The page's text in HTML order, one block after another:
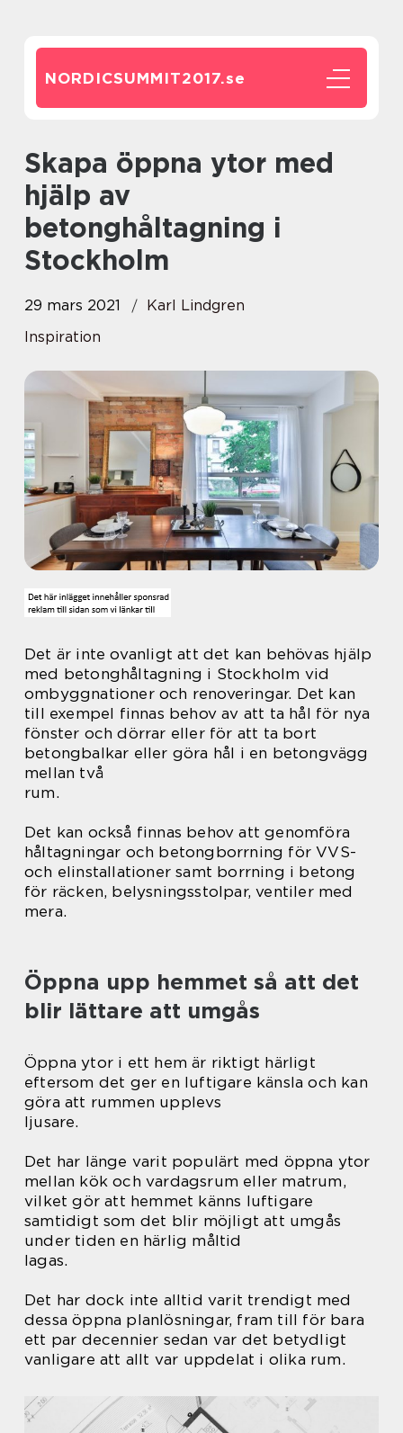
NORDICSUMMIT2017.se
Skapa öppna ytor med
hjälp av
betonghåltagning i
Stockholm
29 mars 2021
Karl Lindgren
Inspiration
Det är inte ovanligt att det kan behövas hjälp
med betonghåltagning i Stockholm vid
ombyggnationer och renoveringar. Det kan
till exempel finnas behov av att ta hål för nya
fönster och dörrar eller för att ta bort
betongbalkar eller göra hål i en betongvägg
mellan två
rum.
Det kan också finnas behov att genomföra
håltagningar och betongborrning för VVS-
och elinstallationer samt borrning i betong
för räcken, belysningsstolpar, ventiler med
mera.
Öppna upp hemmet så att det
blir lättare att umgås
Öppna ytor i ett hem är riktigt härligt
eftersom det ger en luftigare känsla och kan
göra att rummen upplevs
ljusare.
Det har länge varit populärt med öppna ytor
mellan kök och vardagsrum eller matrum,
vilket gör att hemmet känns luftigare
samtidigt som det blir möjligt att umgås
under tiden en härlig måltid
lagas.
Det har dock inte alltid varit trendigt med
dessa öppna planlösningar, fram till för bara
ett par decennier sedan var det betydligt
vanligare att allt var uppdelat i olika rum.